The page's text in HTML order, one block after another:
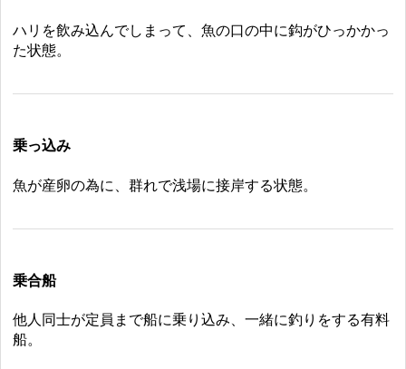
ハリを飲み込んでしまって、魚の口の中に鈎がひっかかっ
た状態。
乗っ込み
魚が産卵の為に、群れで浅場に接岸する状態。
乗合船
他人同士が定員まで船に乗り込み、一緒に釣りをする有料
船。